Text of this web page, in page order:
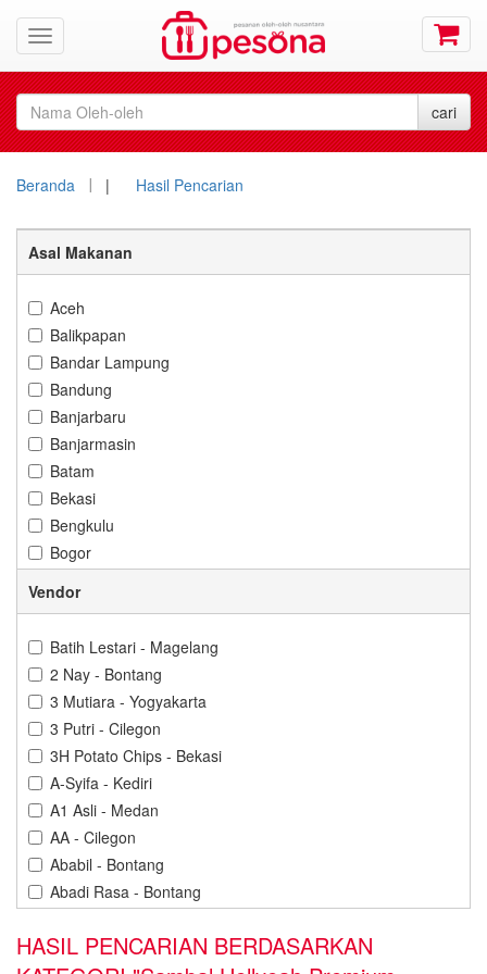
Beranda | Hasil Pencarian
Asal Makanan
Aceh
Balikpapan
Bandar Lampung
Bandung
Banjarbaru
Banjarmasin
Batam
Bekasi
Bengkulu
Bogor
Denpasar
Jakarta
Kediri
Kendari
Kuningan
Vendor
Batih Lestari - Magelang
2 Nay - Bontang
3 Mutiara - Yogyakarta
3 Putri - Cilegon
3H Potato Chips - Bekasi
A-Syifa - Kediri
A1 Asli - Medan
AA - Cilegon
Ababil - Bontang
Abadi Rasa - Bontang
Abdillah Jaya - Cilegon
HASIL PENCARIAN BERDASARKAN